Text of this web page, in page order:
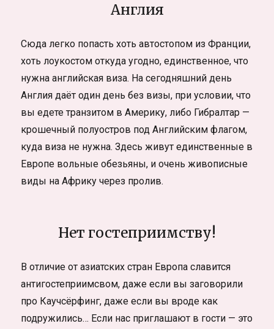
Англия
Сюда легко попасть хоть автостопом из Франции,
хоть лоукостом откуда угодно, единственное, что
нужна английская виза. На сегодняшний день
Англия даёт один день без визы, при условии, что
вы едете транзитом в Америку, либо Гибралтар —
крошечный полуостров под Английским флагом,
куда виза не нужна. Здесь живут единственные в
Европе вольные обезьяны, и очень живописные
виды на Африку через пролив.
Нет гостеприимству!
В отличие от азиатских стран Европа славится
антигостеприимсвом, даже если вы заговорили
про Каучсёрфинг, даже если вы вроде как
подружились… Если нас приглашают в гости — это